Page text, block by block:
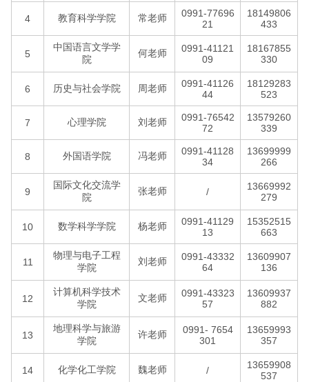
4 教育科学学院 常老师
0991-77696
21
18149806
433
5
中国语言文学学
院
何老师
0991-41121
09
18167855
330
6 历史与社会学院 周老师
0991-41126
44
18129283
523
7 心理学院 刘老师
0991-76542
72
13579260
339
8 外国语学院 冯老师
0991-41128
34
13699999
266
9
国际文化交流学
院
张老师 /
13669992
279
10 数学科学学院 杨老师
0991-41129
13
15352515
663
11
物理与电子工程
学院
刘老师
0991-43332
64
13609907
136
12
计算机科学技术
学院
文老师
0991-43323
57
13609937
882
13
地理科学与旅游
学院
许老师
0991- 7654
301
13659993
357
14 化学化工学院 魏老师 /
13659908
537